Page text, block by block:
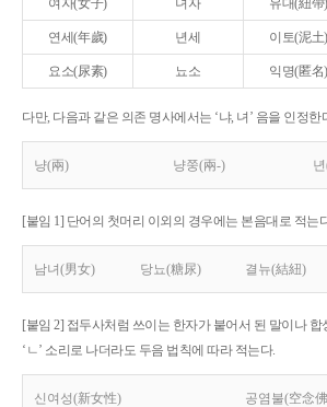
여자(女子) 녀자 유대(紐帶)
연세(年歲) 년세 이토(泥土)
요소(尿素) 뇨소 익명(匿名)
다만, 다음과 같은 의존 명사에서는 ‘냐, 녀’ 음을 인정한
냥(兩) 냥쭝(兩-)
[붙임 1] 단어의 첫머리 이외의 경우에는 본음대로 적는
남녀(男女) 당뇨(糖尿) 결뉴(結紐)
[붙임 2] 접두사처럼 쓰이는 한자가 붙어서 된 말이나
‘ㄴ’ 소리로 나더라도 두음 법칙에 따라 적는다.
신여성(新女性)
공염불(空念